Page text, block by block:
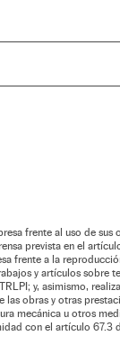
frente al uso de sus
prevista en el
frente a la
y artículos sobre
y, asimismo,
las obras y otras
mecánica u otros
con el artículo 67.3